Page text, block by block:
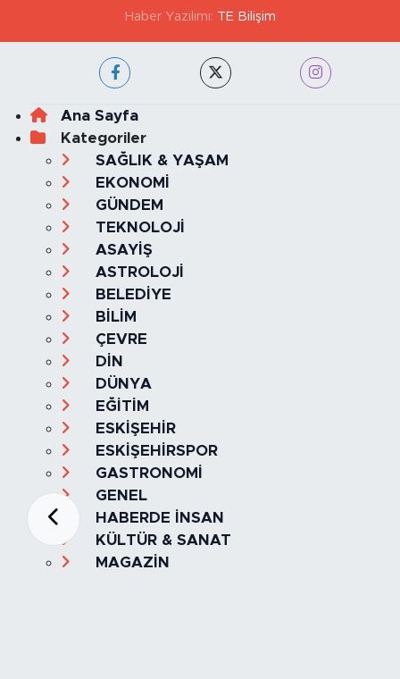
Haber Yazılımı: TE Bilişim
Ana Sayfa
Kategoriler
SAĞLIK & YAŞAM
EKONOMİ
GÜNDEM
TEKNOLOJİ
ASAYİŞ
ASTROLOJİ
BELEDİYE
BİLİM
ÇEVRE
DİN
DÜNYA
EĞİTİM
ESKİŞEHİR
ESKİŞEHİRSPOR
GASTRONOMİ
GENEL
HABERDE İNSAN
KÜLTÜR & SANAT
MAGAZİN